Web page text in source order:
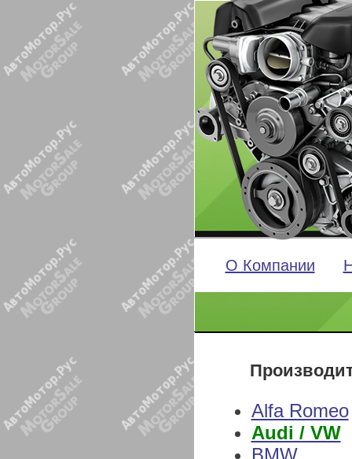
О Компании
Alfa Romeo
Audi / VW
BMW